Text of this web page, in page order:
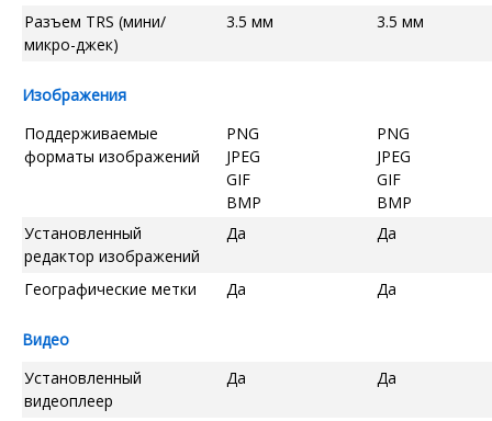
Разъем TRS (мини/
микро-джек)
3.5 мм 3.5 мм
Изображения
Поддерживаемые
форматы изображений
PNG
JPEG
GIF
BMP
PNG
JPEG
GIF
BMP
Установленный
редактор изображений
Да Да
Географические метки Да Да
Видео
Установленный
видеоплеер
Да Да